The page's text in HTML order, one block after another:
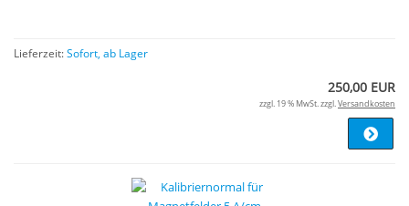
Lieferzeit:Sofort, ab Lager
250,00 EUR
zzgl. 19 % MwSt. zzgl.Versandkosten